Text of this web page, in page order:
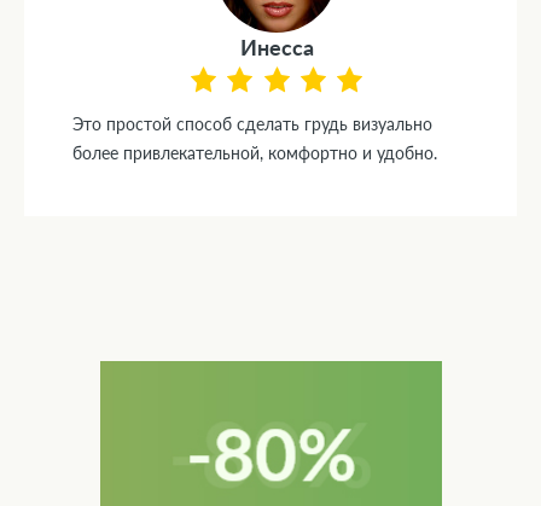
Инесса
Это простой способ сделать грудь визуально
более привлекательной, комфортно и удобно.